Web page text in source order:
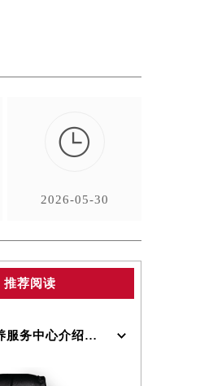

2026-05-30
推荐阅读
天梭维修保养服务中心介绍 | Tissot